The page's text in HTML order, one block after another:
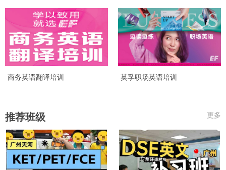
商务英语翻译培训 英孚职场英语培训
推荐班级 更多